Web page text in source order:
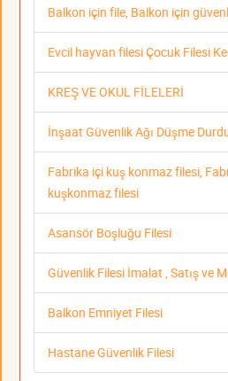
Balkon için file, Balkon için
Evcil hayvan filesi Çocuk Filesi
KREŞ VE OKUL FİLELERİ
İnşaat Güvenlik Ağı Düşme
Fabrika içi kuş konmaz filesi,
kuşkonmaz filesi
Asansör Boşluğu Filesi
Güvenlik Filesi İmalat , Satış ve
Balkon Emniyet Filesi
Hastane Güvenlik Filesi